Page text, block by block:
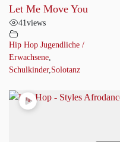
Let Me Move You
41views
Hip Hop Jugendliche /
Erwachsene
Schulkinder, Solotanz